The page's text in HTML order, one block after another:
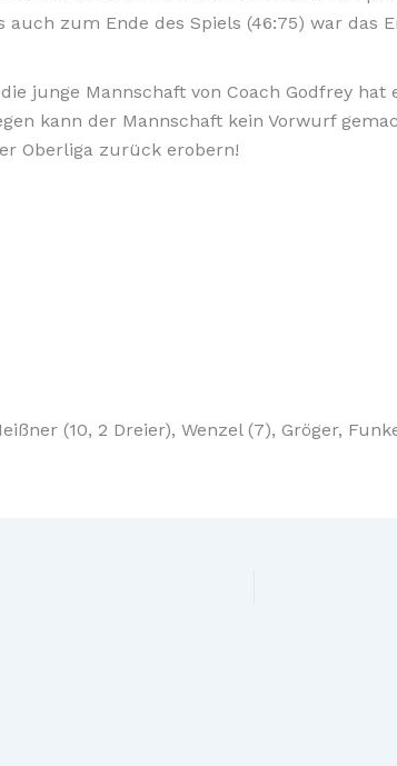
zum Ende des Spiels (46:75) war das
junge Mannschaft von Coach Godfrey
kann der Mannschaft kein Vorwurf
Oberliga zurück erobern!
(10, 2 Dreier), Wenzel (7), Gröger,